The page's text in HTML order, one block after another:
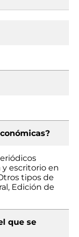
escritorio en
tipos de
Edición de
que se